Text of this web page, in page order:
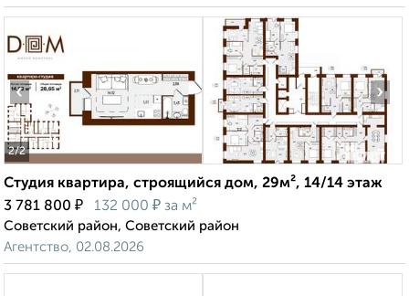
2/2
‹ ›
Студия квартира, строящийся дом, 29м², 14/14 этаж
3 781 800 ₽ 132 000 ₽ за м²
Советский район, Советский район
Агентство, 02.08.2026